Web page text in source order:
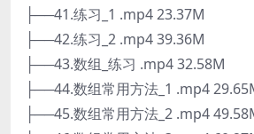
├──41.练习_1 .mp4 23.37M
├──42.练习_2 .mp4 39.36M
├──43.数组_练习 .mp4 32.58M
├──44.数组常用方法_1 .mp4
├──45.数组常用方法_2 .mp4